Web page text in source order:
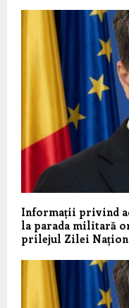
Informații privind
la parada militară
prilejul Zilei